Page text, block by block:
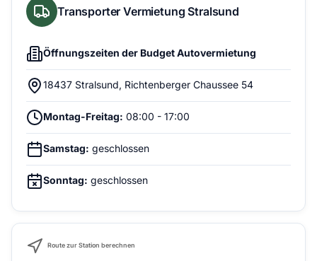
Transporter Vermietung Stralsund
Öffnungszeiten der Budget Autovermietung
18437 Stralsund, Richtenberger Chaussee 54
Montag-Freitag: 08:00 - 17:00
Samstag: geschlossen
Sonntag: geschlossen
Route zur Station berechnen